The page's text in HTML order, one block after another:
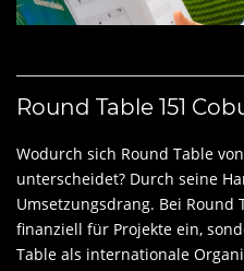
Round Table 151
Wodurch sich Round Table
unterscheidet? Durch seine
Umsetzungsdrang. Bei
finanziell für Projekte ein,
Table als internationale